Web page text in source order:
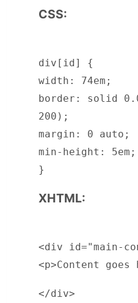
CSS:
div[id] {
width: 74em;
border: solid
200);
margin: 0 auto;
min-height: 5em;
}
XHTML:
<div id="main-
<p>Content goes
</div>